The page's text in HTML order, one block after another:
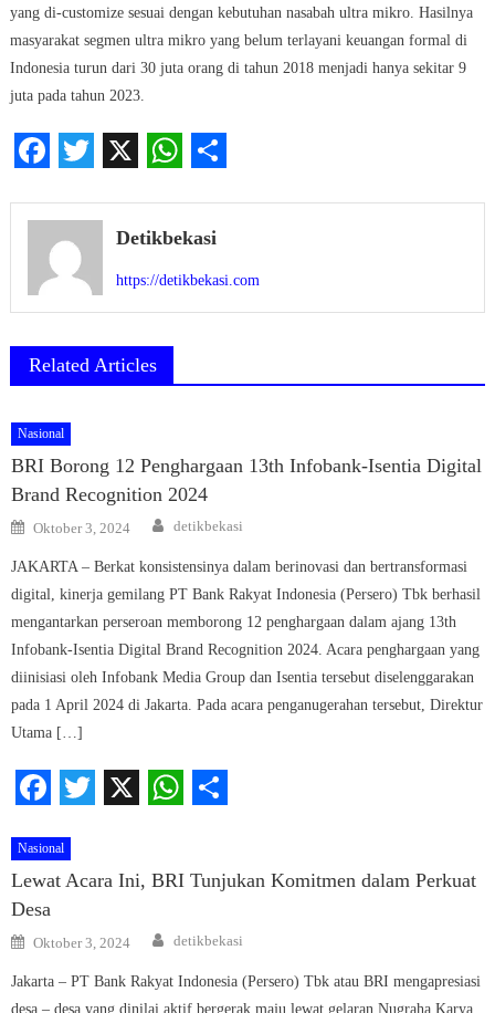
yang di-customize sesuai dengan kebutuhan nasabah ultra mikro. Hasilnya
masyarakat segmen ultra mikro yang belum terlayani keuangan formal di
Indonesia turun dari 30 juta orang di tahun 2018 menjadi hanya sekitar 9
juta pada tahun 2023.
Detikbekasi
https://detikbekasi.com
Related Articles
Nasional
BRI Borong 12 Penghargaan 13th Infobank-Isentia Digital
Brand Recognition 2024
Posted
on
Oktober 3, 2024 Author
detikbekasi
JAKARTA – Berkat konsistensinya dalam berinovasi dan bertransformasi
digital, kinerja gemilang PT Bank Rakyat Indonesia (Persero) Tbk berhasil
mengantarkan perseroan memborong 12 penghargaan dalam ajang 13th
Infobank-Isentia Digital Brand Recognition 2024. Acara penghargaan yang
diinisiasi oleh Infobank Media Group dan Isentia tersebut diselenggarakan
pada 1 April 2024 di Jakarta. Pada acara penganugerahan tersebut, Direktur
Utama […]
Nasional
Lewat Acara Ini, BRI Tunjukan Komitmen dalam Perkuat
Desa
Posted
on
Oktober 3, 2024 Author
detikbekasi
Jakarta – PT Bank Rakyat Indonesia (Persero) Tbk atau BRI mengapresiasi
desa – desa yang dinilai aktif bergerak maju lewat gelaran Nugraha Karya